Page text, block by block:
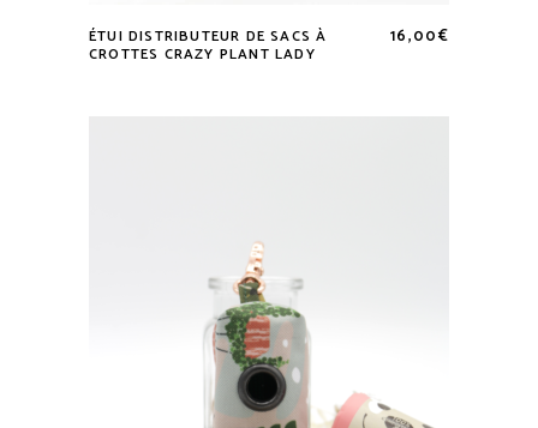
ÉTUI DISTRIBUTEUR DE SACS À
CROTTES CRAZY PLANT LADY
16,00€